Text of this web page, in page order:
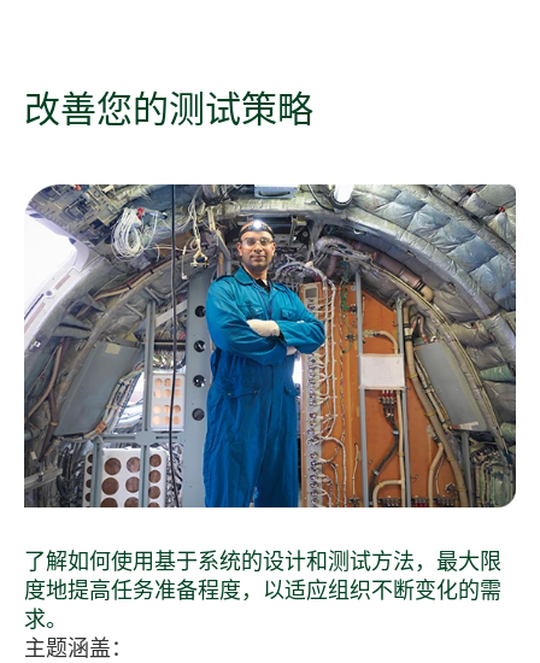
改善您的测试策略
了解如何使用基于系统的设计和测试方法，最大限
度地提高任务准备程度，以适应组织不断变化的需
求。
主题涵盖：